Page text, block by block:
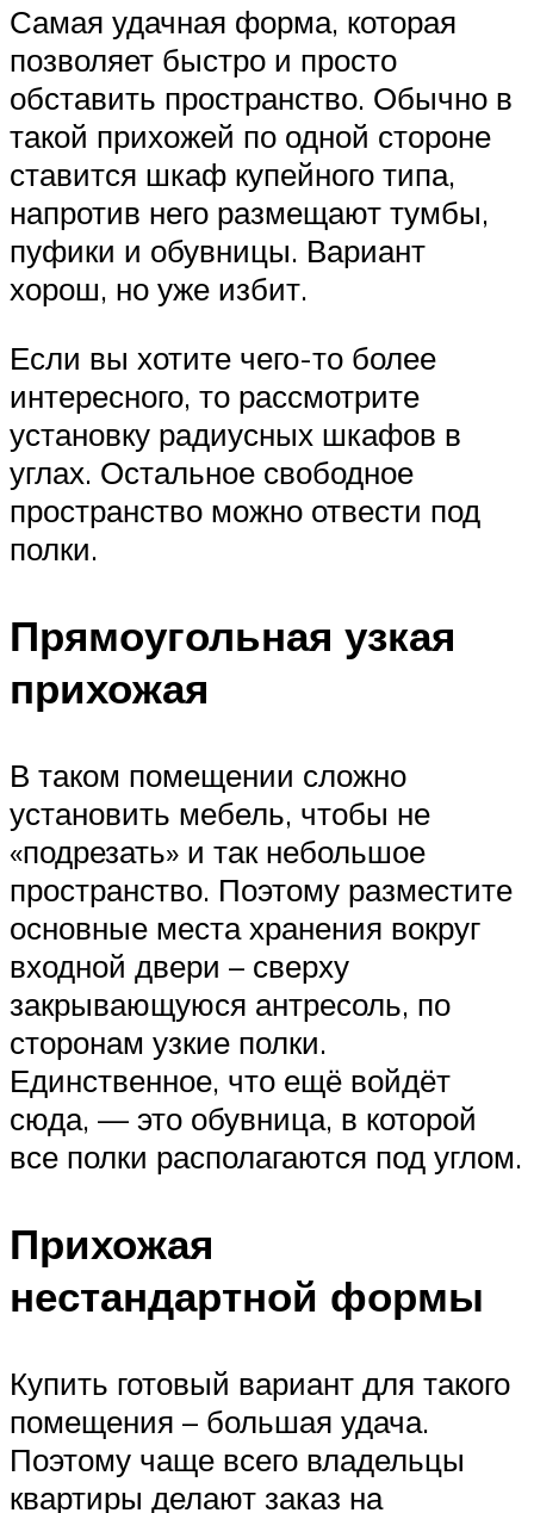
Самая удачная форма, которая
позволяет быстро и просто
обставить пространство. Обычно в
такой прихожей по одной стороне
ставится шкаф купейного типа,
напротив него размещают тумбы,
пуфики и обувницы. Вариант
хорош, но уже избит.
Если вы хотите чего-то более
интересного, то рассмотрите
установку радиусных шкафов в
углах. Остальное свободное
пространство можно отвести под
полки.
Прямоугольная узкая
прихожая
В таком помещении сложно
установить мебель, чтобы не
«подрезать» и так небольшое
пространство. Поэтому разместите
основные места хранения вокруг
входной двери – сверху
закрывающуюся антресоль, по
сторонам узкие полки.
Единственное, что ещё войдёт
сюда, — это обувница, в которой
все полки располагаются под углом.
Прихожая
нестандартной формы
Купить готовый вариант для такого
помещения – большая удача.
Поэтому чаще всего владельцы
квартиры делают заказ на